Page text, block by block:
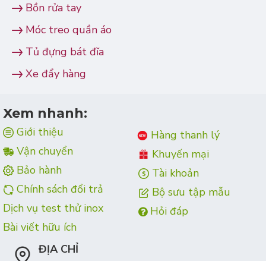
Bồn rửa tay
Móc treo quần áo
Tủ đựng bát đĩa
Xe đẩy hàng
Xem nhanh:
Giới thiệu
Vận chuyển
Bảo hành
Chính sách đổi trả
Dịch vụ test thử inox
Bài viết hữu ích
Hàng thanh lý
Khuyến mại
Tài khoản
Bộ sưu tập mẫu
Hỏi đáp
ĐỊA CHỈ